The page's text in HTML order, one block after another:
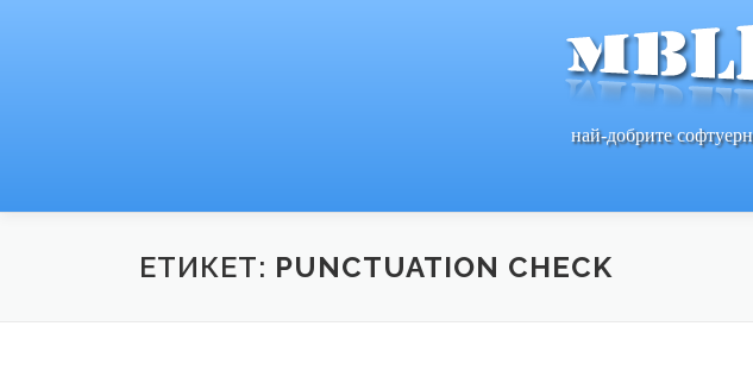
най-добрите
ЕТИКЕТ: PUNCTUATION CHECK